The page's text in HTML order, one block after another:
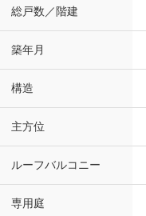
総戸数／階建
築年月
構造
主方位
ルーフバルコニー
専用庭